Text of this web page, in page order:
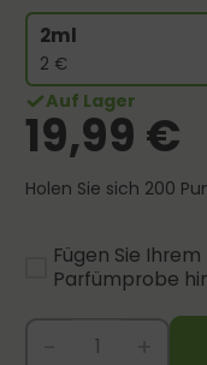
2ml
2 €
Auf Lager
19,99 €
Holen Sie sich 200
Fügen Sie
Parfümprobe